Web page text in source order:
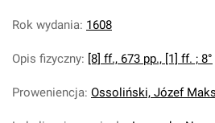
Rok wydania: 1608
Opis fizyczny: [8] ff., 673 pp., [1] ff. ; 8°
Proweniencja: Ossoliński, Józef